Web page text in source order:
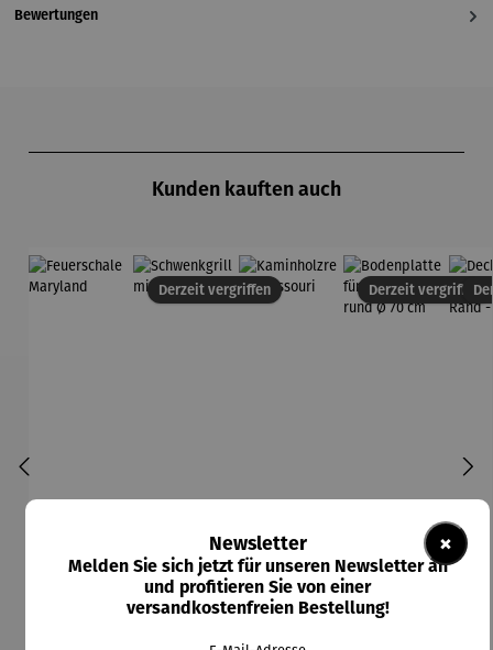
Bewertungen
Kunden kauften auch
Derzeit vergriffen Derzeit vergriffen
×
Newsletter
Melden Sie sich jetzt für unseren Newsletter an
und profitieren Sie von einer
versandkostenfreien Bestellung!